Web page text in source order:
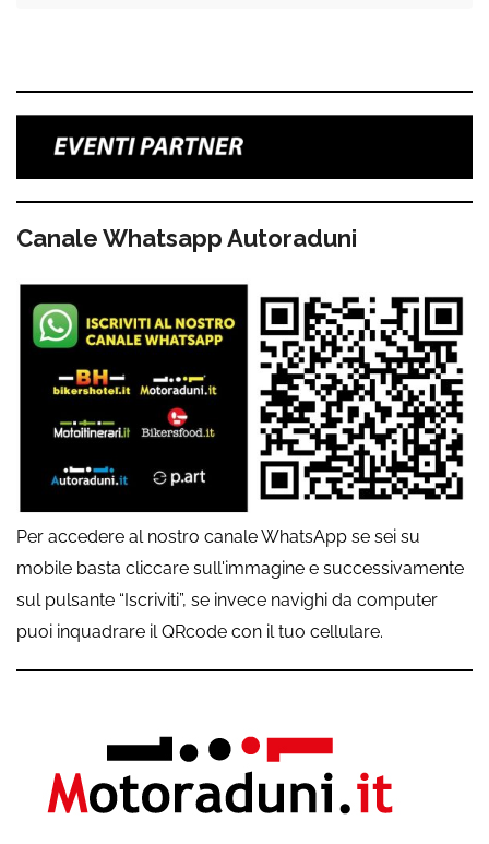
Canale Whatsapp Autoraduni
Per accedere al nostro canale WhatsApp se sei su
mobile basta cliccare sull'immagine e successivamente
sul pulsante “Iscriviti”, se invece navighi da computer
puoi inquadrare il QRcode con il tuo cellulare.